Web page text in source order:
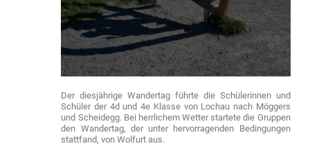
Der diesjährige Wandertag führte die Schülerinnen und
Schüler der 4d und 4e Klasse von Lochau nach Möggers
und Scheidegg. Bei herrlichem Wetter startete die Gruppen
den Wandertag, der unter hervorragenden Bedingungen
stattfand, von Wolfurt aus.